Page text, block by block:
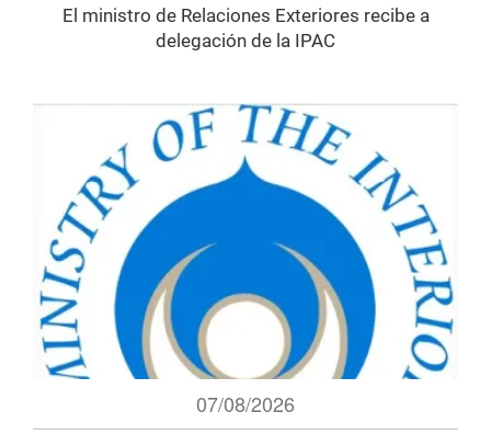
El ministro de Relaciones Exteriores recibe a
delegación de la IPAC
07/08/2026